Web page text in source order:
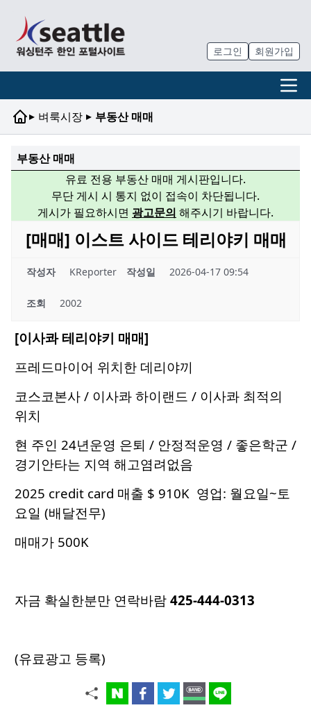
로그인 회원가입
▸ 벼룩시장 ▸ 부동산 매매
부동산 매매
유료 전용 부동산 매매 게시판입니다.
무단 게시 시 통지 없이 접속이 차단됩니다.
게시가 필요하시면 광고문의 해주시기 바랍니다.
[매매] 이스트 사이드 테리야키 매매
작성자 KReporter 작성일 2026-04-17 09:54
조회 2002
[이사콰 테리야키 매매]
프레드마이어 위치한 데리야끼
코스코본사 / 이사콰 하이랜드 / 이사콰 최적의
위치
현 주인 24년운영 은퇴 / 안정적운영 / 좋은학군 /
경기안타는 지역 해고염려없음
2025 credit card 매출 $ 910K 영업: 월요일~토
요일 (배달전무)
매매가 500K
자금 확실한분만 연락바람 425-444-0313
(유료광고 등록)